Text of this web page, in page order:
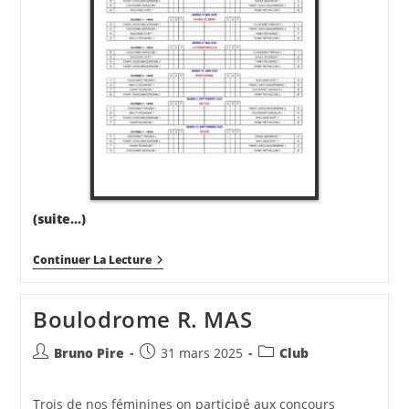
(suite…)
Continuer La LectureCALENDRIERS
CDC
Boulodrome R. MAS
Auteur/autrice
Bruno Pire
Publication
31 mars 2025
PostClub
Trois de nos féminines on participé aux concours